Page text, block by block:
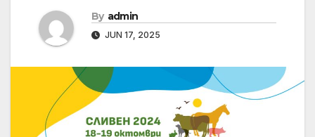
By admin
JUN 17, 2025